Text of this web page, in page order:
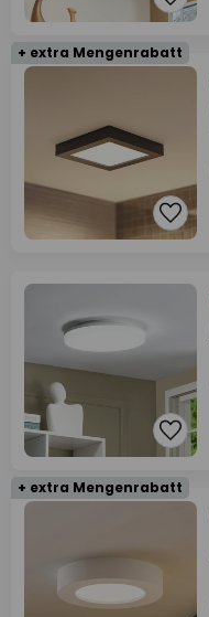
+ extra Mengenrabatt
+ extra Mengenrabatt